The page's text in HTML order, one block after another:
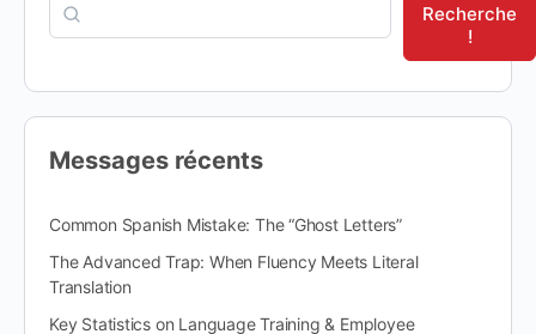
Recherche
!
Messages récents
Common Spanish Mistake: The “Ghost Letters”
The Advanced Trap: When Fluency Meets Literal
Translation
Key Statistics on Language Training & Employee